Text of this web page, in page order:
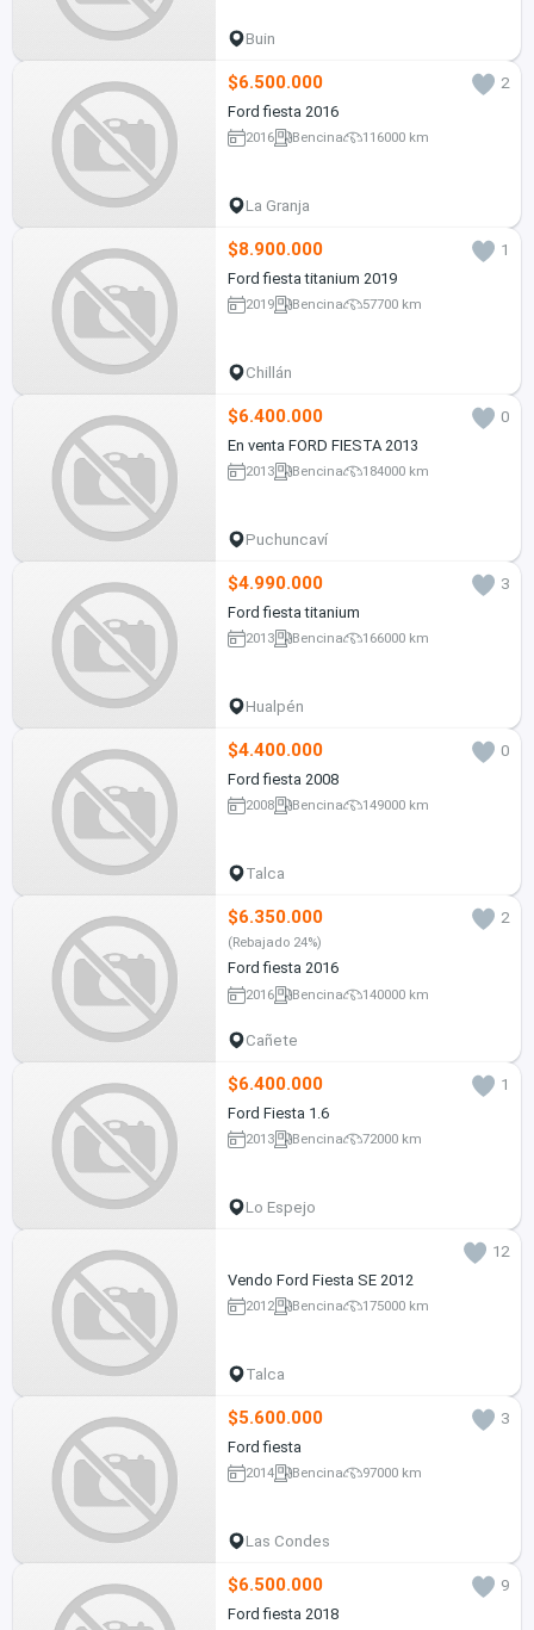
Buin
$6.500.000
2
Ford fiesta 2016
2016 Bencina 116000 km
La Granja
$8.900.000
1
Ford fiesta titanium 2019
2019 Bencina 57700 km
Chillán
$6.400.000
0
En venta FORD FIESTA 2013
2013 Bencina 184000 km
Puchuncaví
$4.990.000
3
Ford fiesta titanium
2013 Bencina 166000 km
Hualpén
$4.400.000
0
Ford fiesta 2008
2008 Bencina 149000 km
Talca
$6.350.000 2
(Rebajado 24%)
Ford fiesta 2016
2016 Bencina 140000 km
Cañete
$6.400.000
1
Ford Fiesta 1.6
2013 Bencina 72000 km
Lo Espejo
12
Vendo Ford Fiesta SE 2012
2012 Bencina 175000 km
Talca
$5.600.000
3
Ford fiesta
2014 Bencina 97000 km
Las Condes
$6.500.000
9
Ford fiesta 2018